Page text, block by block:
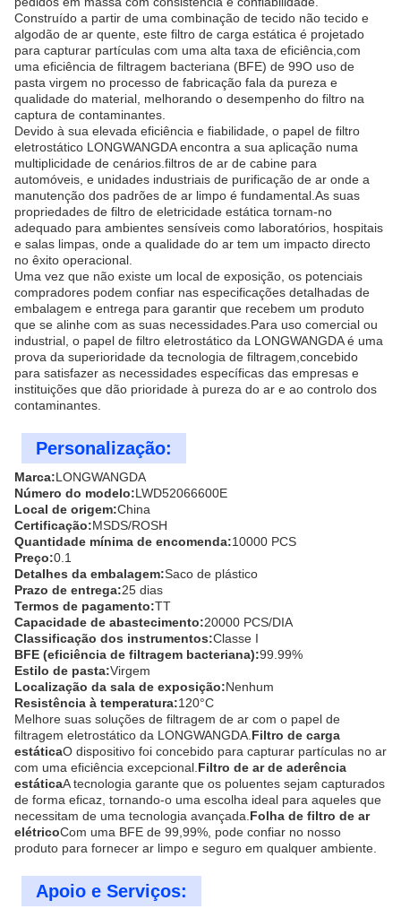
Construído a partir de uma combinação de tecido não tecido e
algodão de ar quente, este filtro de carga estática é projetado
para capturar partículas com uma alta taxa de eficiência,com
uma eficiência de filtragem bacteriana (BFE) de 99O uso de
pasta virgem no processo de fabricação fala da pureza e
qualidade do material, melhorando o desempenho do filtro na
captura de contaminantes.
Devido à sua elevada eficiência e fiabilidade, o papel de filtro
eletrostático LONGWANGDA encontra a sua aplicação numa
multiplicidade de cenários.filtros de ar de cabine para
automóveis, e unidades industriais de purificação de ar onde a
manutenção dos padrões de ar limpo é fundamental.As suas
propriedades de filtro de eletricidade estática tornam-no
adequado para ambientes sensíveis como laboratórios, hospitais
e salas limpas, onde a qualidade do ar tem um impacto directo
no êxito operacional.
Uma vez que não existe um local de exposição, os potenciais
compradores podem confiar nas especificações detalhadas de
embalagem e entrega para garantir que recebem um produto
que se alinhe com as suas necessidades.Para uso comercial ou
industrial, o papel de filtro eletrostático da LONGWANGDA é uma
prova da superioridade da tecnologia de filtragem,concebido
para satisfazer as necessidades específicas das empresas e
instituições que dão prioridade à pureza do ar e ao controlo dos
contaminantes.
Personalização:
Marca:LONGWANGDA
Número do modelo:LWD52066600E
Local de origem:China
Certificação:MSDS/ROSH
Quantidade mínima de encomenda:10000 PCS
Preço:0.1
Detalhes da embalagem:Saco de plástico
Prazo de entrega:25 dias
Termos de pagamento:TT
Capacidade de abastecimento:20000 PCS/DIA
Classificação dos instrumentos:Classe I
BFE (eficiência de filtragem bacteriana):99.99%
Estilo de pasta:Virgem
Localização da sala de exposição:Nenhum
Resistência à temperatura:120°C
Melhore suas soluções de filtragem de ar com o papel de
filtragem eletrostático da LONGWANGDA. Filtro de carga
estáticaO dispositivo foi concebido para capturar partículas no ar
com uma eficiência excepcional. Filtro de ar de aderência
estáticaA tecnologia garante que os poluentes sejam capturados
de forma eficaz, tornando-o uma escolha ideal para aqueles que
necessitam de uma tecnologia avançada. Folha de filtro de ar
elétricoCom uma BFE de 99,99%, pode confiar no nosso
produto para fornecer ar limpo e seguro em qualquer ambiente.
Apoio e Serviços: